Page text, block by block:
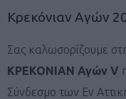
Κρεκόνιαν Αγών
Σας καλωσορίζουμε
ΚΡΕΚΟΝΙΑΝ Αγών V
Σύνδεσμο των Εν